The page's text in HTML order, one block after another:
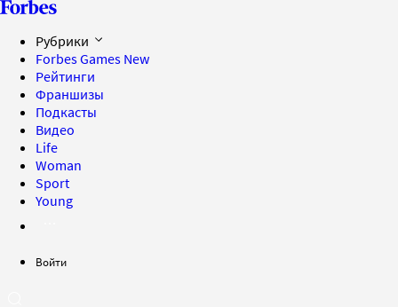
Рубрики
Forbes Games New
Рейтинги
Франшизы
Подкасты
Видео
Life
Woman
Sport
Young
Войти